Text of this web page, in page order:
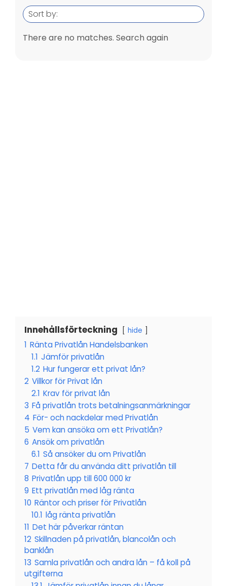
Sort by:
There are no matches. Search again
Innehållsförteckning hide
1 Ränta Privatlån Handelsbanken
1.1 Jämför privatlån
1.2 Hur fungerar ett privat lån?
2 Villkor för Privat lån
2.1 Krav för privat lån
3 Få privatlån trots betalningsanmärkningar
4 För- och nackdelar med Privatlån
5 Vem kan ansöka om ett Privatlån?
6 Ansök om privatlån
6.1 Så ansöker du om Privatlån
7 Detta får du använda ditt privatlån till
8 Privatlån upp till 600 000 kr
9 Ett privatlån med låg ränta
10 Räntor och priser för Privatlån
10.1 låg ränta privatlån
11 Det här påverkar räntan
12 Skillnaden på privatlån, blancolån och
banklån
13 Samla privatlån och andra lån – få koll på
utgifterna